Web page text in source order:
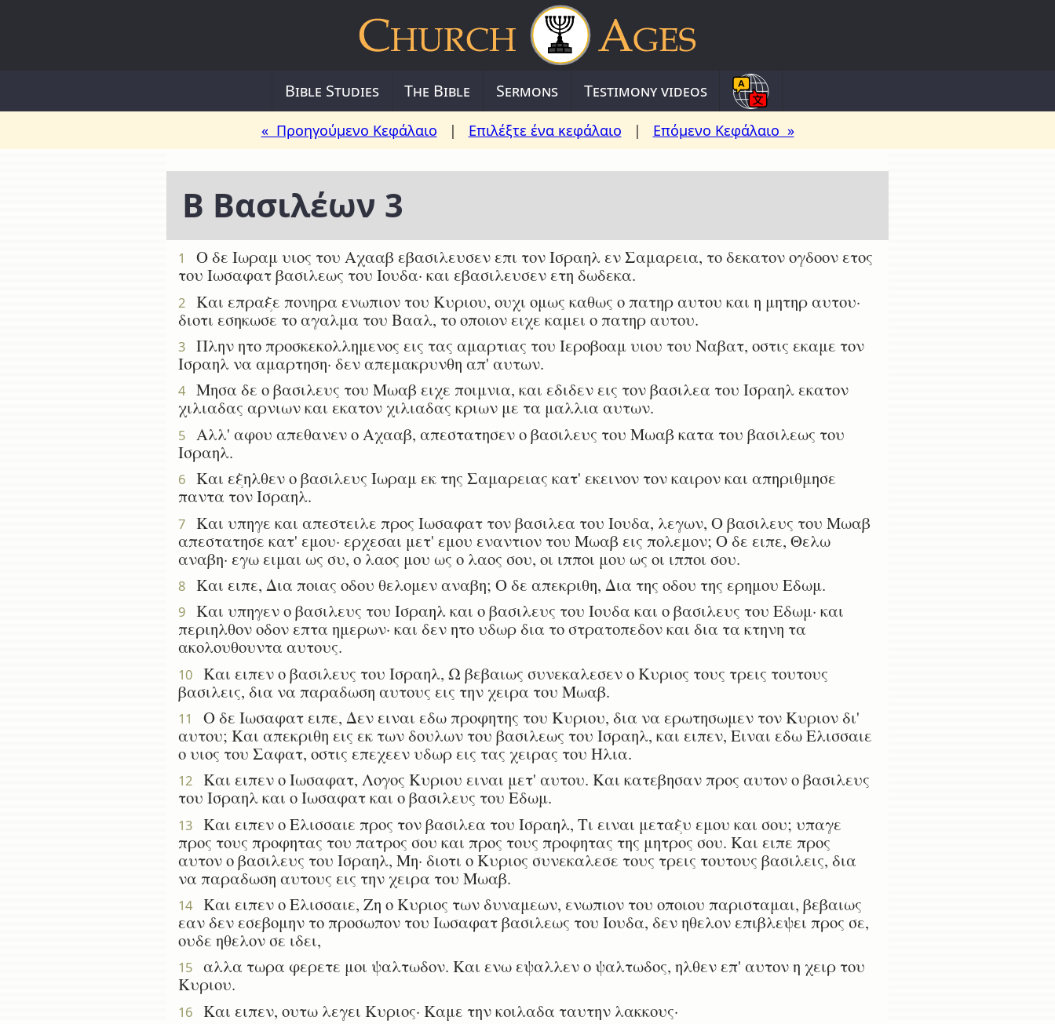
Bible Studies The Bible Sermons Testimony videos
« Προηγούμενο Κεφάλαιο | Επιλέξτε ένα κεφάλαιο | Επόμενο Κεφάλαιο »
Β Βασιλέων 3
1
Ο δε Ιωραμ υιος του Αχααβ εβασιλευσεν επι τον Ισραηλ εν Σαμαρεια, το δεκατον ογδοον ετος
του Ιωσαφατ βασιλεως του Ιουδα· και εβασιλευσεν ετη δωδεκα.
2
Και επραξε πονηρα ενωπιον του Κυριου, ουχι ομως καθως ο πατηρ αυτου και η μητηρ αυτου·
διοτι εσηκωσε το αγαλμα του Βααλ, το οποιον ειχε καμει ο πατηρ αυτου.
3
Πλην ητο προσκεκολλημενος εις τας αμαρτιας του Ιεροβοαμ υιου του Ναβατ, οστις εκαμε τον
Ισραηλ να αμαρτηση· δεν απεμακρυνθη απ' αυτων.
4
Μησα δε ο βασιλευς του Μωαβ ειχε ποιμνια, και εδιδεν εις τον βασιλεα του Ισραηλ εκατον
χιλιαδας αρνιων και εκατον χιλιαδας κριων με τα μαλλια αυτων.
5
Αλλ' αφου απεθανεν ο Αχααβ, απεστατησεν ο βασιλευς του Μωαβ κατα του βασιλεως του
Ισραηλ.
6
Και εξηλθεν ο βασιλευς Ιωραμ εκ της Σαμαρειας κατ' εκεινον τον καιρον και απηριθμησε
παντα τον Ισραηλ.
7
Και υπηγε και απεστειλε προς Ιωσαφατ τον βασιλεα του Ιουδα, λεγων, Ο βασιλευς του Μωαβ
απεστατησε κατ' εμου· ερχεσαι μετ' εμου εναντιον του Μωαβ εις πολεμον; Ο δε ειπε, Θελω
αναβη· εγω ειμαι ως συ, ο λαος μου ως ο λαος σου, οι ιπποι μου ως οι ιπποι σου.
8 Και ειπε, Δια ποιας οδου θελομεν αναβη; Ο δε απεκριθη, Δια της οδου της ερημου Εδωμ.
9
Και υπηγεν ο βασιλευς του Ισραηλ και ο βασιλευς του Ιουδα και ο βασιλευς του Εδωμ· και
περιηλθον οδον επτα ημερων· και δεν ητο υδωρ δια το στρατοπεδον και δια τα κτηνη τα
ακολουθουντα αυτους.
10
Και ειπεν ο βασιλευς του Ισραηλ, Ω βεβαιως συνεκαλεσεν ο Κυριος τους τρεις τουτους
βασιλεις, δια να παραδωση αυτους εις την χειρα του Μωαβ.
11
Ο δε Ιωσαφατ ειπε, Δεν ειναι εδω προφητης του Κυριου, δια να ερωτησωμεν τον Κυριον δι'
αυτου; Και απεκριθη εις εκ των δουλων του βασιλεως του Ισραηλ, και ειπεν, Ειναι εδω Ελισσαιε
ο υιος του Σαφατ, οστις επεχεεν υδωρ εις τας χειρας του Ηλια.
12
Και ειπεν ο Ιωσαφατ, Λογος Κυριου ειναι μετ' αυτου. Και κατεβησαν προς αυτον ο βασιλευς
του Ισραηλ και ο Ιωσαφατ και ο βασιλευς του Εδωμ.
13
Και ειπεν ο Ελισσαιε προς τον βασιλεα του Ισραηλ, Τι ειναι μεταξυ εμου και σου; υπαγε
προς τους προφητας του πατρος σου και προς τους προφητας της μητρος σου. Και ειπε προς
αυτον ο βασιλευς του Ισραηλ, Μη· διοτι ο Κυριος συνεκαλεσε τους τρεις τουτους βασιλεις, δια
να παραδωση αυτους εις την χειρα του Μωαβ.
14
Και ειπεν ο Ελισσαιε, Ζη ο Κυριος των δυναμεων, ενωπιον του οποιου παρισταμαι, βεβαιως
εαν δεν εσεβομην το προσωπον του Ιωσαφατ βασιλεως του Ιουδα, δεν ηθελον επιβλεψει προς σε,
ουδε ηθελον σε ιδει,
15
αλλα τωρα φερετε μοι ψαλτωδον. Και ενω εψαλλεν ο ψαλτωδος, ηλθεν επ' αυτον η χειρ του
Κυριου.
16 Και ειπεν, ουτω λεγει Κυριος· Καμε την κοιλαδα ταυτην λακκους·